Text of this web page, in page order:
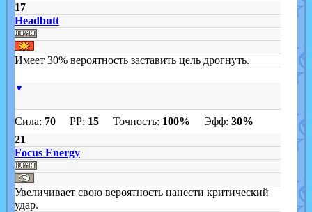
17
Headbutt
Имеет 30% вероятность заставить цель дрогнуть.
▼
Сила: 70PP: 15Точность: 100% Эфф: 30%
21
Focus Energy
Увеличивает свою вероятность нанести критический
удар.